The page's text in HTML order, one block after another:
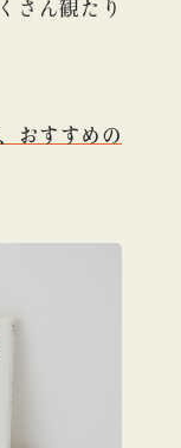
さん観たり
おすすめの